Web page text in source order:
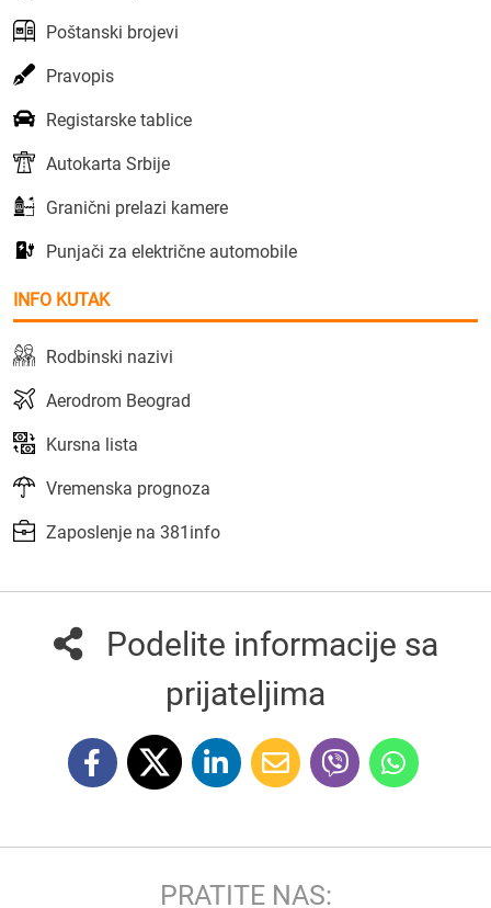
Poštanski brojevi
Pravopis
Registarske tablice
Autokarta Srbije
Granični prelazi kamere
Punjači za električne automobile
INFO KUTAK
Rodbinski nazivi
Aerodrom Beograd
Kursna lista
Vremenska prognoza
Zaposlenje na 381info
Podelite informacije sa
prijateljima
PRATITE NAS: